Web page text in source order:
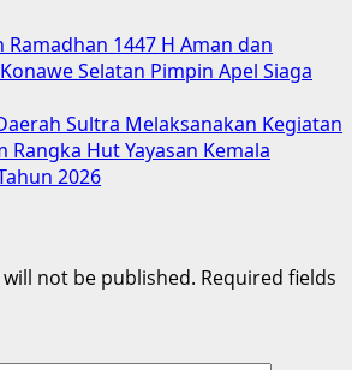
Ramadhan 1447 H Aman dan
Selatan Pimpin Apel Siaga
Sultra Melaksanakan Kegiatan
Rangka Hut Yayasan Kemala
2026
not be published. Required fields